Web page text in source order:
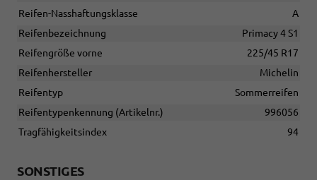
Reifen-Nasshaftungsklasse
A
Reifenbezeichnung
Primacy 4 S1
Reifengröße vorne
225/45 R17
Reifenhersteller
Michelin
Reifentyp
Sommerreifen
Reifentypenkennung (Artikelnr.)
996056
Tragfähigkeitsindex
94
SONSTIGES